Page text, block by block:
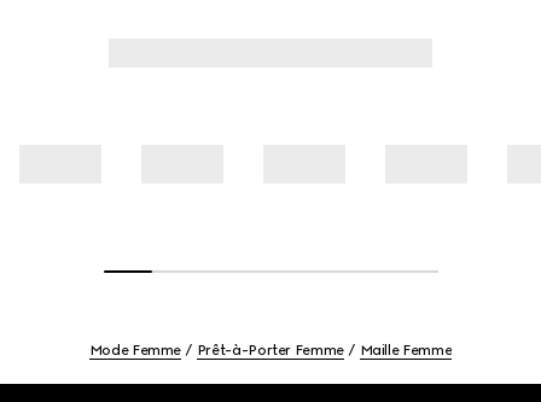
Mode Femme Prêt-à-Porter Femme Maille Femme